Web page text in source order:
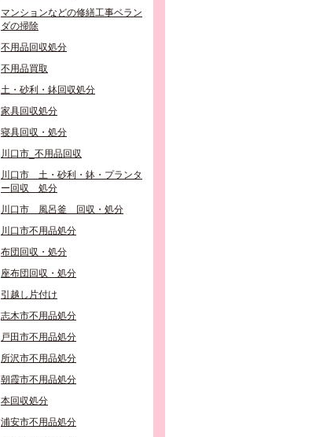
マンションなどの修繕工事ベラン
ダの掃除
不用品回収処分
不用品買取
土・砂利・鉢回収処分
家具回収処分
寝具回収・処分
川口市_不用品回収
川口市 土・砂利・鉢・プランタ
ー回収 処分
川口市 風呂釜 回収・処分
川口市不用品処分
布団回収・処分
座布団回収・処分
引越し片付け
志木市不用品処分
戸田市不用品処分
所沢市不用品処分
朝霞市不用品処分
本回収処分
浦安市不用品処分